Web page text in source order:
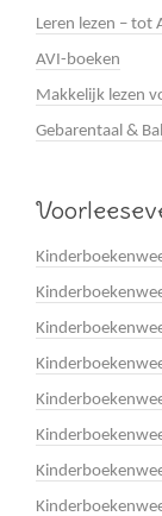
Leren lezen – tot
AVI-boeken
Makkelijk lezen
Gebarentaal &